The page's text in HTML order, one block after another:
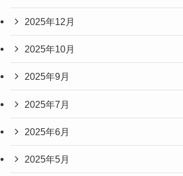
2025年12月
2025年10月
2025年9月
2025年7月
2025年6月
2025年5月